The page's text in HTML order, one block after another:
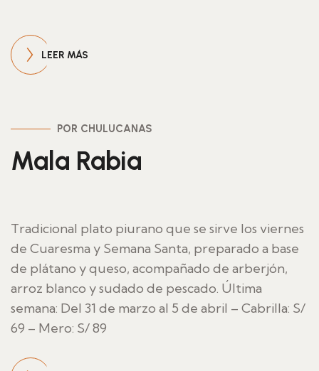
LEER MÁS
POR CHULUCANAS
Mala Rabia
Tradicional plato piurano que se sirve los viernes
de Cuaresma y Semana Santa, preparado a base
de plátano y queso, acompañado de arberjón,
arroz blanco y sudado de pescado. Última
semana: Del 31 de marzo al 5 de abril – Cabrilla: S/
69 – Mero: S/ 89